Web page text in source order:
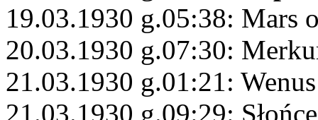
19.03.1930 g.05:38: Mars
20.03.1930 g.07:30:
21.03.1930 g.01:21:
21.03.1930 g.09:29: